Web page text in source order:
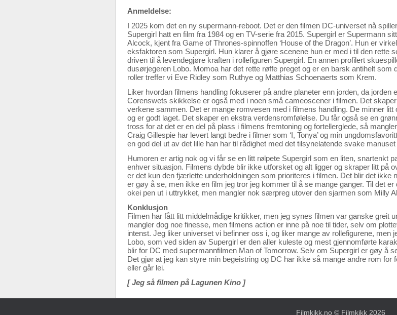
Anmeldelse:
I 2025 kom det en ny supermann-reboot. Det er den filmen DC-universet nå
Supergirl hatt en film fra 1984 og en TV-serie fra 2015. Supergirl er Supermann
Alcock, kjent fra Game of Thrones-spinnoffen ‘House of the Dragon’. Hun er
eksfaktoren som Supergirl. Hun klarer å gjøre scenene hun er med i til den rette
driven til å levendegjøre kraften i rollefiguren Supergirl. En annen profilert
dusørjegeren Lobo. Momoa har det rette røffe preget og er en barsk antihelt som
roller treffer vi Eve Ridley som Ruthye og Matthias Schoenaerts som Krem.
Liker hvordan filmens handling fokuserer på andre planeter enn jorden, da jorden
Corenswets skikkelse er også med i noen små cameoscener i filmen. Det
verkene sammen. Det er mange romvesen med i filmens handling. De minner
og er godt laget. Det skaper en ekstra verdensromfølelse. Du får også se en
tross for at det er en del på plass i filmens fremtoning og fortellerglede, så
Craig Gillespie har levert langt bedre i filmer som ‘I, Tonya’ og min
en god del ut av det lille han har til rådighet med det tilsynelatende svake
Humoren er artig nok og vi får se en litt rølpete Supergirl som en liten, snartenkt
enhver situasjon. Filmens dybde blir ikke utforsket og alt ligger og skraper litt på
er det kun den fjærlette underholdningen som prioriteres i filmen. Det blir det ikke
er gøy å se, men ikke en film jeg tror jeg kommer til å se mange ganger. Til det
okei pen ut i uttrykket, men mangler nok særpreg utover den sjarmen som Milly
Konklusjon
Filmen har fått litt middelmådige kritikker, men jeg synes filmen var ganske greit
mangler dog noe finesse, men filmens action er inne på noe til tider, selv om
intenst. Jeg liker universet vi befinner oss i, og liker mange av rollefigurene, men
Lobo, som ved siden av Supergirl er den aller kuleste og mest gjennomførte
blir for DC med supermannfilmen Man of Tomorrow. Selv om Supergirl er gøy å
Det gjør at jeg kan styre min begeistring og DC har ikke så mange andre rom
eller går lei.
[ Jeg så filmen på Lagunen Kino ]
Filmkikk.no © Filmkikk 2026